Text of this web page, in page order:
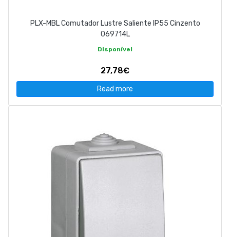
PLX-MBL Comutador Lustre Saliente IP55 Cinzento
069714L
Disponível
27,78€
Read more